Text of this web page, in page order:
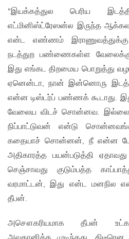
“இயக்கத்துல பெரிய
எட்மினிஸ்ட்ரேஸன்ல இருந்த
என்ட எண்ணம் இராணுவத்துக்கு
நடத்துற பண்ணைகள்ள வேலைக்கு
இது எங்கட திறமைய பொறுத்து
ஏனென்டா, நான் இன்னொரு
என்ன டிஸ்டர்ப் பண்ணக் கூடாது.
வேலைய விடச் சொன்னவ.
நிப்பாட்டுவன் என்டு
கதையாச் சொன்னன், நீ என்ன
அதிகாரத்த பயன்படுத்தி
செஞ்சாவது குடும்பத்த
வரமாட்டன், இது என்ட மனநில
தீபன்.
அசௌகரியமாக தீபன்